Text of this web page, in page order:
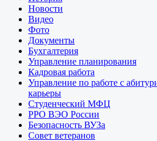
Новости
Видео
Фото
Документы
Бухгалтерия
Управление планирования
Кадровая работа
Управление по работе с
карьеры
Студенческий МФЦ
РРО ВЭО России
Безопасность ВУЗа
Совет ветеранов